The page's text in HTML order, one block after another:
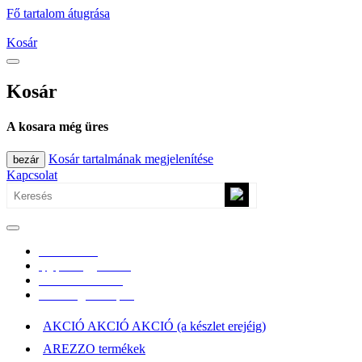
Fő tartalom átugrása
Kosár
Kosár
A kosara még üres
bezár
Kosár tartalmának megjelenítése
Kapcsolat
AKCIÓ AKCIÓ AKCIÓ (a készlet erejéig)
AREZZO termékek